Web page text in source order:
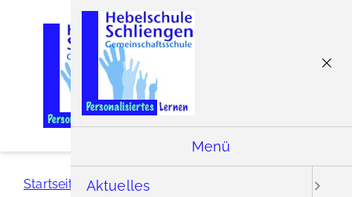
Startseite Bürger & Gemeinde
Menü
Aktuelles